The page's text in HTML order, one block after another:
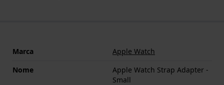
Marca
Apple Watch
Nome
Apple Watch Strap Adapter -
Small